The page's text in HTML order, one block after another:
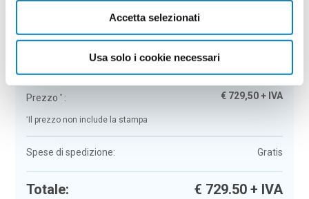
Accetta selezionati
Usa solo i cookie necessari
dark blue
Tempi di consegna:10 gg lavorativi
Prezzo* : € 729,50+ IVA
* Il prezzo non include la stampa
Spese di spedizione: Gratis
Totale: € 729.50+ IVA